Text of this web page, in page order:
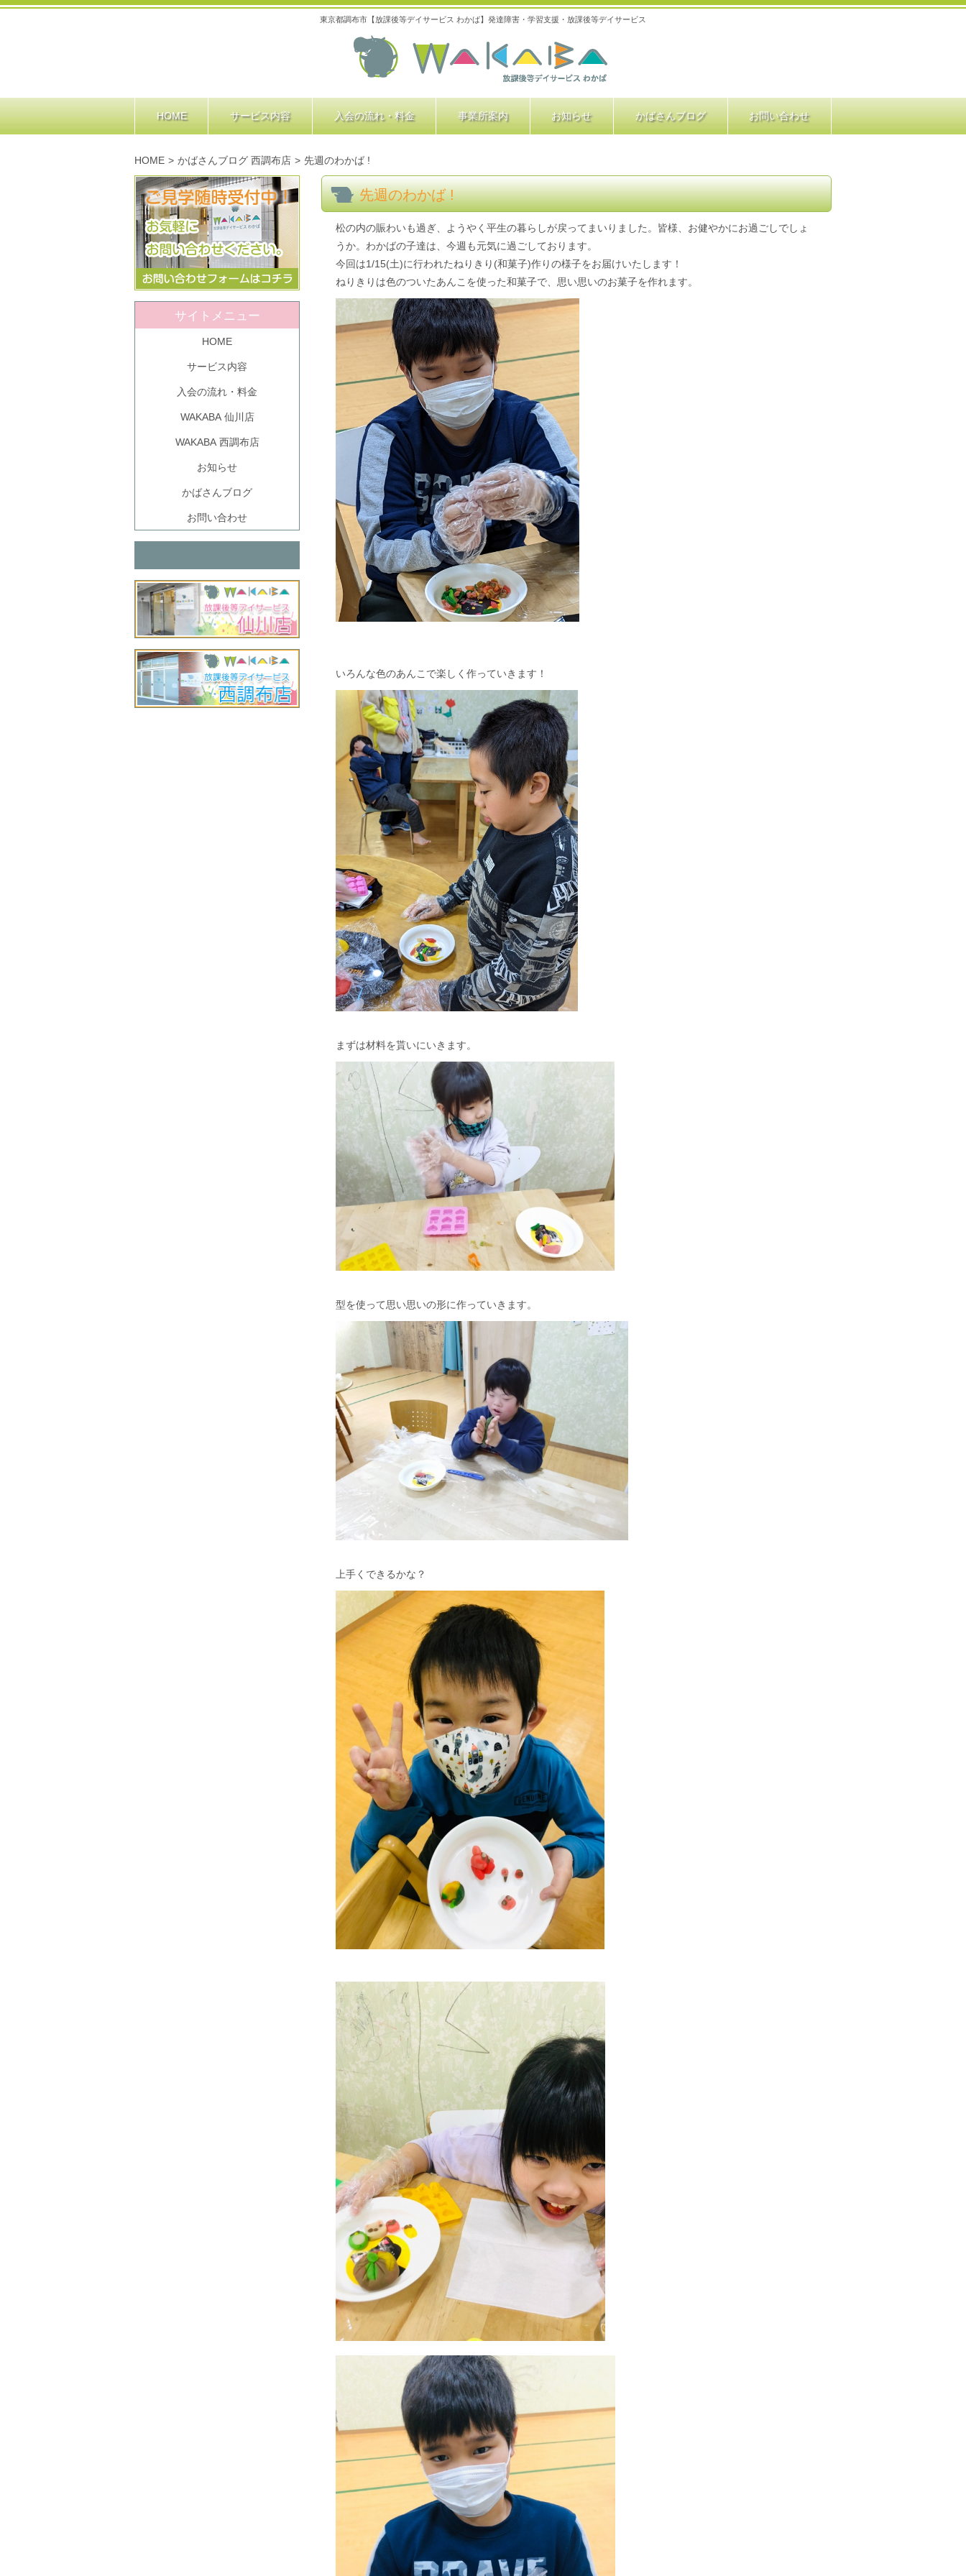
東京都調布市【放課後等デイサービス わかば】発達障害・学習支援・放課後等デイサービス
HOME サービス内容 入会の流れ・料金 事業所案内 お知らせ かばさんブログ お問い合わせ
HOME > かばさんブログ 西調布店 > 先週のわかば !
先週のわかば !
松の内の賑わいも過ぎ、ようやく平生の暮らしが戻ってまいりました。皆様、お健やかにお過ごしでしょ
うか。わかばの子達は、今週も元気に過ごしております。
今回は1/15(土)に行われたねりきり(和菓子)作りの様子をお届けいたします！
ねりきりは色のついたあんこを使った和菓子で、思い思いのお菓子を作れます。
いろんな色のあんこで楽しく作っていきます！
まずは材料を貰いにいきます。
型を使って思い思いの形に作っていきます。
上手くできるかな？
サイトメニュー
HOME
サービス内容
入会の流れ・料金
WAKABA 仙川店
WAKABA 西調布店
お知らせ
かばさんブログ
お問い合わせ